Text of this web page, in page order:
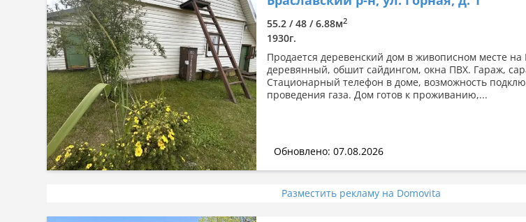
55.2 / 48 / 6.88м2
1930г.
Продается деревенский дом в живописном месте на
деревянный, обшит сайдингом, окна ПВХ. Гараж,
Стационарный телефон в доме, возможность
проведения газа. Дом готов к проживанию,...
Обновлено: 07.08.2026
Разместить рекламу на Domovita